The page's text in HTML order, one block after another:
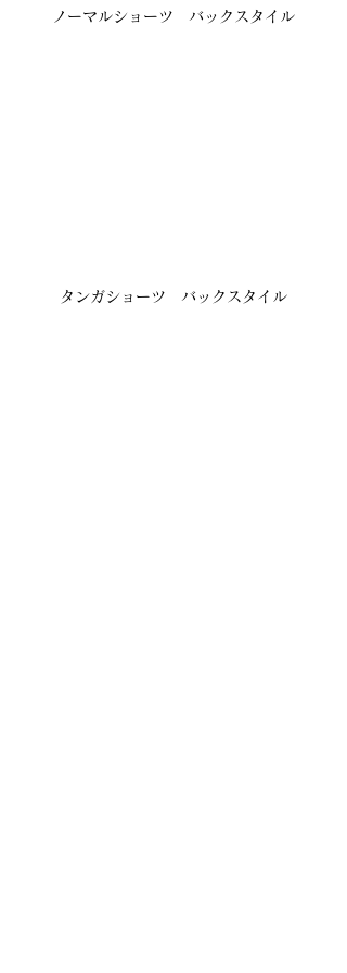
ノーマルショーツ　バックスタイル
タンガショーツ　バックスタイル